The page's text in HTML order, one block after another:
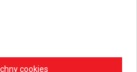
působící na liberecku se
cookies